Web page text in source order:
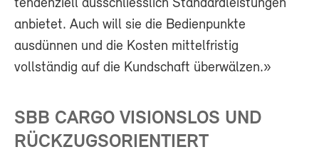
tendenziell ausschliesslich Standardleistungen
anbietet. Auch will sie die Bedienpunkte
ausdünnen und die Kosten mittelfristig
vollständig auf die Kundschaft überwälzen.»
SBB CARGO VISIONSLOS UND
RÜCKZUGSORIENTIERT